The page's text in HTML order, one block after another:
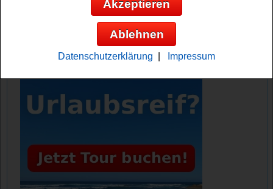
Gutscheine und Überraschungen
Anzeige:
Akzeptieren
Ablehnen
Datenschutzerklärung Impressum